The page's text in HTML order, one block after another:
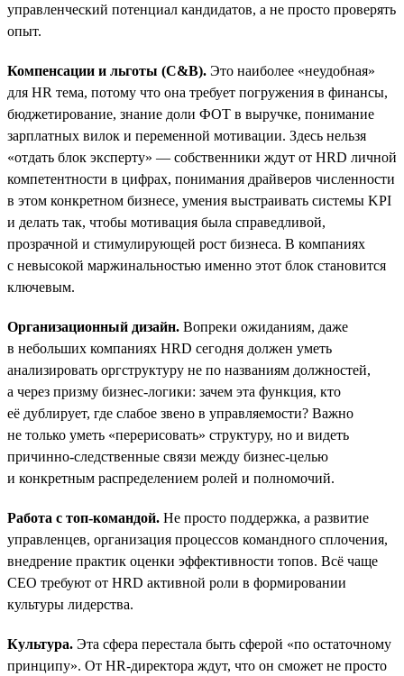
управленческий потенциал кандидатов, а не просто проверять
опыт.
Компенсации и льготы (C&B). Это наиболее «неудобная»
для HR тема, потому что она требует погружения в финансы,
бюджетирование, знание доли ФОТ в выручке, понимание
зарплатных вилок и переменной мотивации. Здесь нельзя
«отдать блок эксперту» — собственники ждут от HRD личной
компетентности в цифрах, понимания драйверов численности
в этом конкретном бизнесе, умения выстраивать системы KPI
и делать так, чтобы мотивация была справедливой,
прозрачной и стимулирующей рост бизнеса. В компаниях
с невысокой маржинальностью именно этот блок становится
ключевым.
Организационный дизайн. Вопреки ожиданиям, даже
в небольших компаниях HRD сегодня должен уметь
анализировать оргструктуру не по названиям должностей,
а через призму бизнес-логики: зачем эта функция, кто
её дублирует, где слабое звено в управляемости? Важно
не только уметь «перерисовать» структуру, но и видеть
причинно-следственные связи между бизнес-целью
и конкретным распределением ролей и полномочий.
Работа с топ-командой. Не просто поддержка, а развитие
управленцев, организация процессов командного сплочения,
внедрение практик оценки эффективности топов. Всё чаще
СЕО требуют от HRD активной роли в формировании
культуры лидерства.
Культура. Эта сфера перестала быть сферой «по остаточному
принципу». От HR-директора ждут, что он сможет не просто